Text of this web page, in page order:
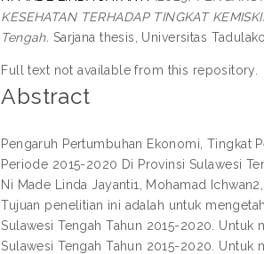
KESEHATAN TERHADAP TINGKAT
Tengah. Sarjana thesis, Universitas Tadulako.
Full text not available from this repository.
Abstract
Pengaruh Pertumbuhan Ekonomi, Tingkat
Periode 2015-2020 Di Provinsi Sulawesi
Ni Made Linda Jayanti1, Mohamad
Tujuan penelitian ini adalah untuk
Sulawesi Tengah Tahun 2015-2020.
Sulawesi Tengah Tahun 2015-2020.